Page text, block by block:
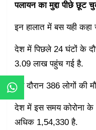
पलायन का मुद्दा पीछे छूट
इन हालात में बस यही
देश में पिछले 24 घंटों के
3.09 लाख पहुंच गई है.
इस दौरान 386 लोगों की
देश में इस समय कोरोना के
अधिक 1,54,330 है.